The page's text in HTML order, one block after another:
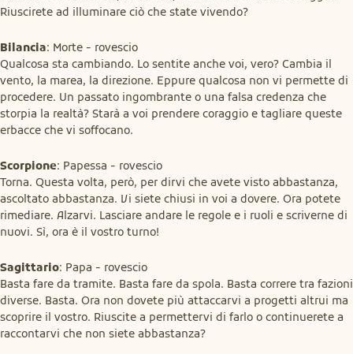
Riuscirete ad illuminare ciò che state vivendo?
Bilancia: Morte - rovescio
Qualcosa sta cambiando. Lo sentite anche voi, vero? Cambia il
vento, la marea, la direzione. Eppure qualcosa non vi permette di
procedere. Un passato ingombrante o una falsa credenza che
storpia la realtà? Starà a voi prendere coraggio e tagliare queste
erbacce che vi soffocano.
Scorpione: Papessa - rovescio
Torna. Questa volta, però, per dirvi che avete visto abbastanza,
ascoltato abbastanza. Vi siete chiusi in voi a dovere. Ora potete
rimediare. Alzarvi. Lasciare andare le regole e i ruoli e scriverne di
nuovi. Sì, ora è il vostro turno!
Sagittario: Papa - rovescio
Basta fare da tramite. Basta fare da spola. Basta correre tra fazioni
diverse. Basta. Ora non dovete più attaccarvi a progetti altrui ma
scoprire il vostro. Riuscite a permettervi di farlo o continuerete a
raccontarvi che non siete abbastanza?